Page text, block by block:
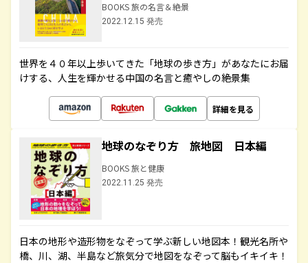
BOOKS 旅の名言＆絶景
2022.12.15 発売
世界を４０年以上歩いてきた「地球の歩き方」があなたにお届
けする、人生を輝かせる中国の名言と癒やしの絶景集
詳細を見る
地球のなぞり方 旅地図 日本編
BOOKS 旅と健康
2022.11.25 発売
日本の地形や造形物をなぞって学ぶ新しい地図本！観光名所や
橋、川、湖、半島など旅気分で地図をなぞって脳もイキイキ！